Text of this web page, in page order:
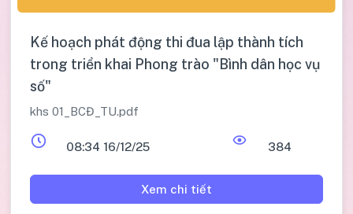
Kế hoạch phát động thi đua lập thành tích
trong triển khai Phong trào "Bình dân học vụ
số"
khs 01_BCĐ_TU.pdf
08:34 16/12/25 384
Xem chi tiết